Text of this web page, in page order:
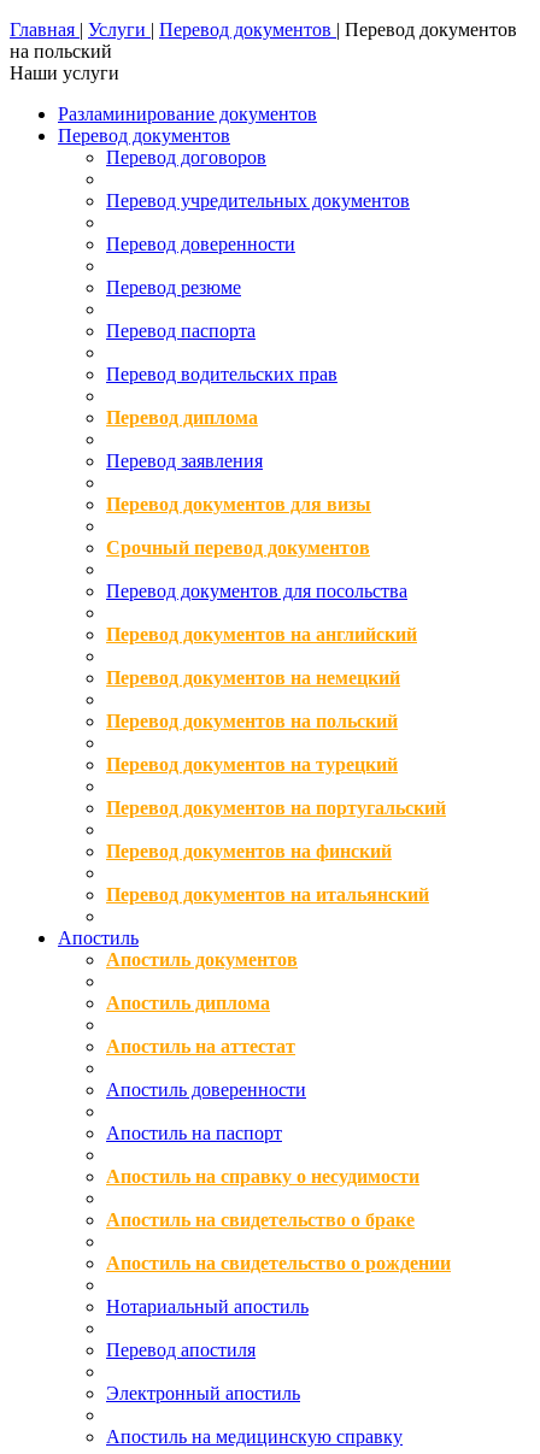
Главная | Услуги | Перевод документов | Перевод документов
на польский
Наши услуги
Разламинирование документов
Перевод документов
Перевод договоров
Перевод учредительных документов
Перевод доверенности
Перевод резюме
Перевод паспорта
Перевод водительских прав
Перевод диплома
Перевод заявления
Перевод документов для визы
Срочный перевод документов
Перевод документов для посольства
Перевод документов на английский
Перевод документов на немецкий
Перевод документов на польский
Перевод документов на турецкий
Перевод документов на португальский
Перевод документов на финский
Перевод документов на итальянский
Апостиль
Апостиль документов
Апостиль диплома
Апостиль на аттестат
Апостиль доверенности
Апостиль на паспорт
Апостиль на справку о несудимости
Апостиль на свидетельство о браке
Апостиль на свидетельство о рождении
Нотариальный апостиль
Перевод апостиля
Электронный апостиль
Апостиль на медицинскую справку